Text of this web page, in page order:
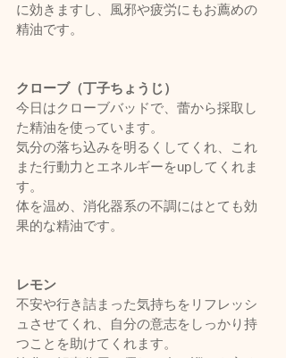
に効きますし、風邪や疲労にもお薦めの
精油です。
クローブ（丁子ちょうじ）
今日はクローブバッドで、蕾から採取し
た精油を使っています。
気分の落ち込みを明るくしてくれ、これ
また行動力とエネルギーをupしてくれま
す。
体を温め、消化器系の不調にはとても効
果的な精油です。
レモン
不安や行き詰まった気持ちをリフレッシ
ュさせてくれ、自分の意志をしっかり持
つことを助けてくれます。